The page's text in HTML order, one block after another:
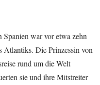
war vor etwa zehn
Atlantiks. Die Prinzessin von
rund um die Welt
sie und ihre Mitstreiter